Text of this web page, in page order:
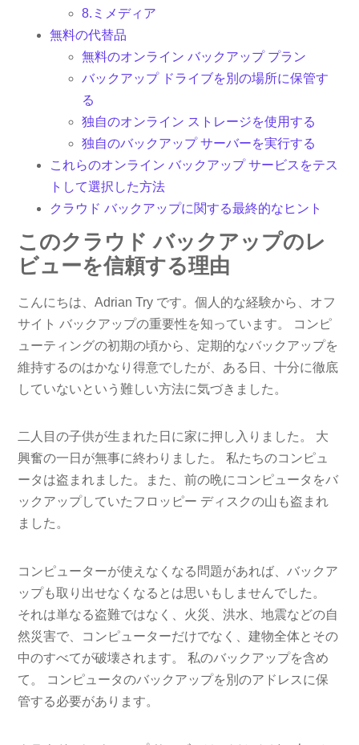
8.ミメディア
無料の代替品
無料のオンライン バックアップ プラン
バックアップ ドライブを別の場所に保管す
る
独自のオンライン ストレージを使用する
独自のバックアップ サーバーを実行する
これらのオンライン バックアップ サービスをテス
トして選択した方法
クラウド バックアップに関する最終的なヒント
このクラウド バックアップのレ
ビューを信頼する理由
こんにちは、Adrian Try です。個人的な経験から、オフ
サイト バックアップの重要性を知っています。 コンピ
ューティングの初期の頃から、定期的なバックアップを
維持するのはかなり得意でしたが、ある日、十分に徹底
していないという難しい方法に気づきました。
二人目の子供が生まれた日に家に押し入りました。 大
興奮の一日が無事に終わりました。 私たちのコンピュ
ータは盗まれました。また、前の晩にコンピュータをバ
ックアップしていたフロッピー ディスクの山も盗まれ
ました。
コンピューターが使えなくなる問題があれば、バックア
ップも取り出せなくなるとは思いもしませんでした。
それは単なる盗難ではなく、火災、洪水、地震などの自
然災害で、コンピューターだけでなく、建物全体とその
中のすべてが破壊されます。 私のバックアップを含め
て。 コンピュータのバックアップを別のアドレスに保
管する必要があります。